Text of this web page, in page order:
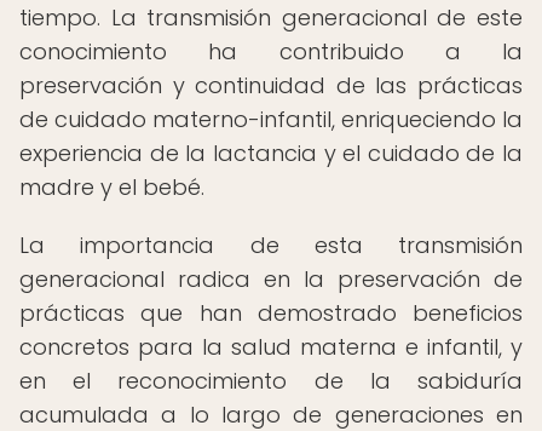
tiempo. La transmisión generacional de este
conocimiento ha contribuido a la
preservación y continuidad de las prácticas
de cuidado materno-infantil, enriqueciendo la
experiencia de la lactancia y el cuidado de la
madre y el bebé.
La importancia de esta transmisión
generacional radica en la preservación de
prácticas que han demostrado beneficios
concretos para la salud materna e infantil, y
en el reconocimiento de la sabiduría
acumulada a lo largo de generaciones en